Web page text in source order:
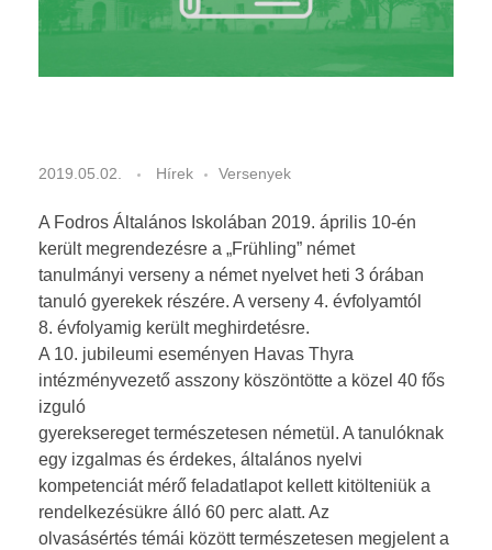
Dokumentumok
Kiírások
ARANYÉVKÖNYV
2016-2017
F
r
ü
h
l
i
n
g
v
2019.05.02. Hírek Versenyek
A Fodros Általános Iskolában 2019. április 10-én
került megrendezésre a „Frühling” német
tanulmányi verseny a német nyelvet heti 3 órában
tanuló gyerekek részére. A verseny 4. évfolyamtól
8. évfolyamig került meghirdetésre.
A 10. jubileumi eseményen Havas Thyra
intézményvezető asszony köszöntötte a közel 40 fős
izguló
gyereksereget természetesen németül. A tanulóknak
egy izgalmas és érdekes, általános nyelvi
kompetenciát mérő feladatlapot kellett kitölteniük a
rendelkezésükre álló 60 perc alatt. Az
olvasásértés témái között természetesen megjelent a